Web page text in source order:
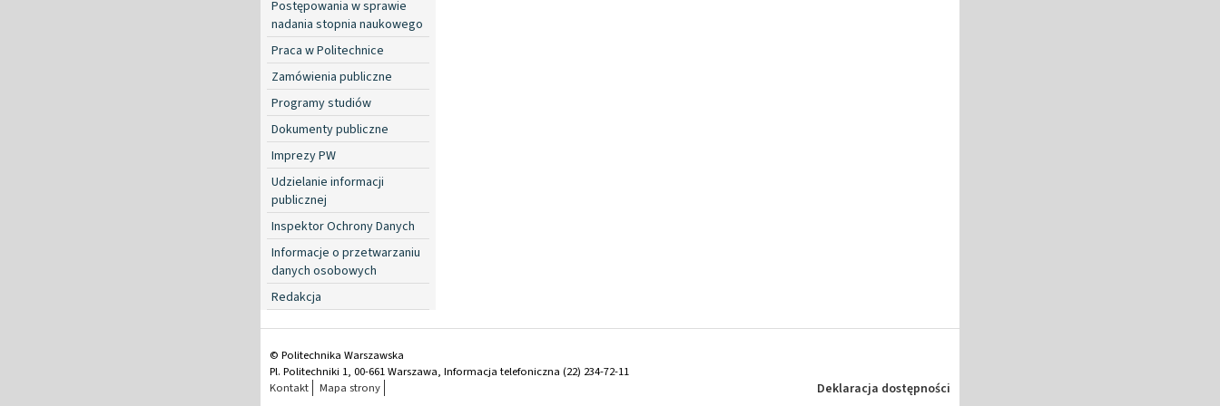
Postępowania w sprawie
nadania stopnia naukowego
Praca w Politechnice
Zamówienia publiczne
Programy studiów
Dokumenty publiczne
Imprezy PW
Udzielanie informacji
publicznej
Inspektor Ochrony Danych
Informacje o przetwarzaniu
danych osobowych
Redakcja
© Politechnika Warszawska
Pl. Politechniki 1, 00-661 Warszawa, Informacja telefoniczna (22) 234-72-11
Kontakt
Mapa strony Deklaracja dostępności